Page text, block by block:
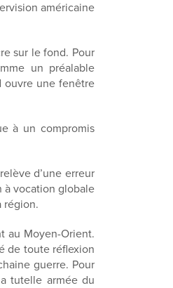
américaine
sur le fond. Pour
un préalable
ouvre une fenêtre
à un compromis
d’une erreur
à vocation globale
région.
au Moyen-Orient.
de toute réflexion
guerre. Pour
tutelle armée du